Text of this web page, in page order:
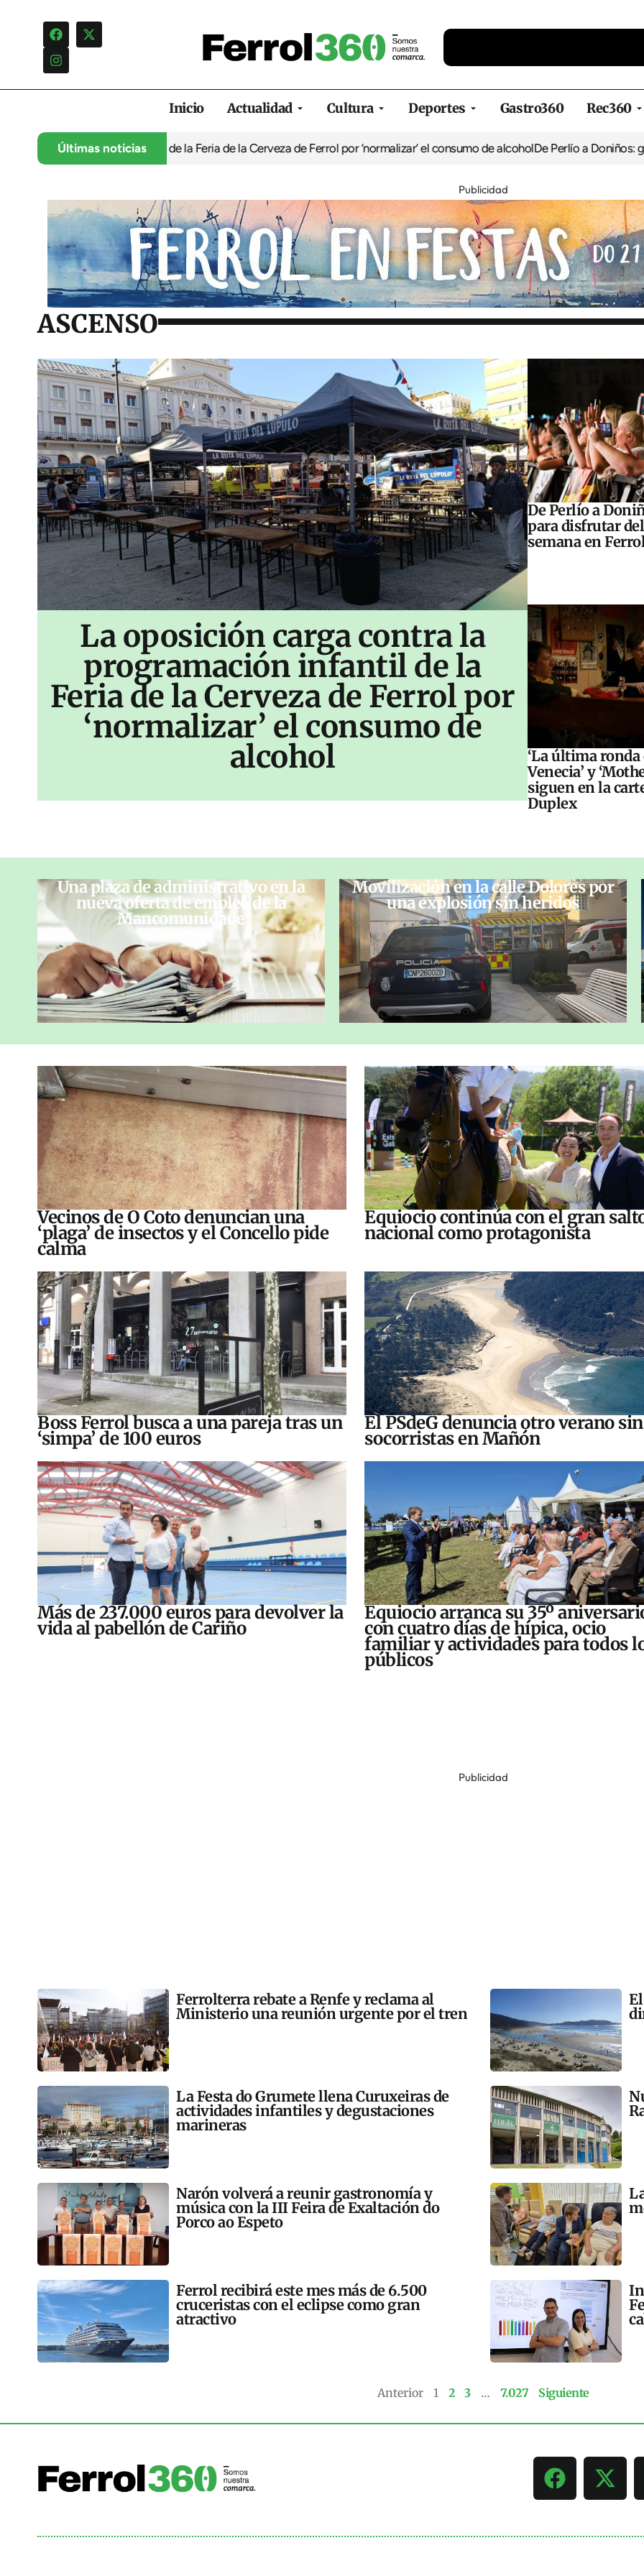
Inicio Actualidad Cultura Deportes Gastro360 Rec360
Últimas noticias
infantil de la Feria de la Cerveza de Ferrol por ‘normalizar’ el consumo de alcoholDe Perlío a Doniños: guía para
Publicidad
ASCENSO
La oposición carga contra la
programación infantil de la
Feria de la Cerveza de Ferrol por
‘normalizar’ el consumo de
alcohol
De Perlío a
para disfrutar
semana en
‘La última ronda
Venecia’ y
siguen en la
Duplex
Una plaza de administrativo en la
nueva oferta de empleo de la
Mancomunidade
Movilización en la calle Dolores por
una explosión sin heridos
Vecinos de O Coto denuncian una
‘plaga’ de insectos y el Concello pide
calma
Equiocio continúa con el gran
nacional como protagonista
Boss Ferrol busca a una pareja tras un
‘simpa’ de 100 euros
El PSdeG denuncia otro verano sin
socorristas en Mañón
Más de 237.000 euros para devolver la
vida al pabellón de Cariño
Equiocio arranca su 35º
con cuatro días de hípica, ocio
familiar y actividades para todos
públicos
Publicidad
Ferrolterra rebate a Renfe y reclama al
Ministerio una reunión urgente por el tren
La Festa do Grumete llena Curuxeiras de
actividades infantiles y degustaciones
marineras
Narón volverá a reunir gastronomía y
música con la III Feira de Exaltación do
Porco ao Espeto
Ferrol recibirá este mes más de 6.500
cruceristas con el eclipse como gran
atractivo
Anterior 1 2 3 … 7.027 Siguiente